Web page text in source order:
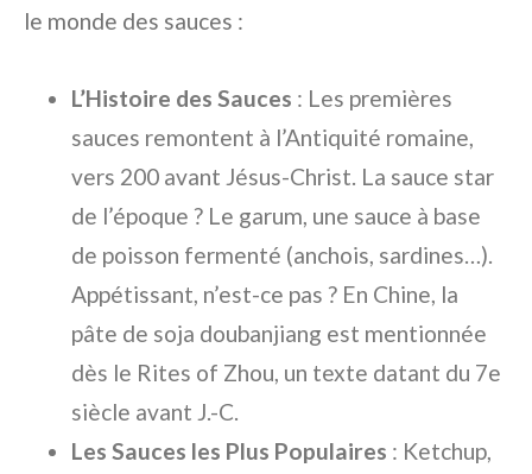
le monde des sauces :
L’Histoire des Sauces : Les premières
sauces remontent à l’Antiquité romaine,
vers 200 avant Jésus-Christ. La sauce star
de l’époque ? Le garum, une sauce à base
de poisson fermenté (anchois, sardines…).
Appétissant, n’est-ce pas ? En Chine, la
pâte de soja doubanjiang est mentionnée
dès le Rites of Zhou, un texte datant du 7e
siècle avant J.-C.
Les Sauces les Plus Populaires : Ketchup,